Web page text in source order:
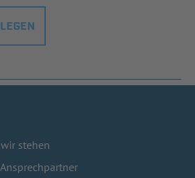
stehen